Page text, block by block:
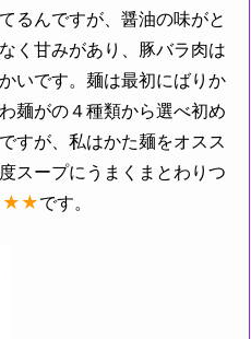
るんですが、醤油の味がと
く甘みがあり、豚バラ肉は
いです。麺は最初にばりか
麺がの４種類から選べ初め
すが、私はかた麺をオスス
スープにうまくまとわりつ
です。